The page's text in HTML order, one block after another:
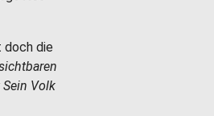
doch die
Volk